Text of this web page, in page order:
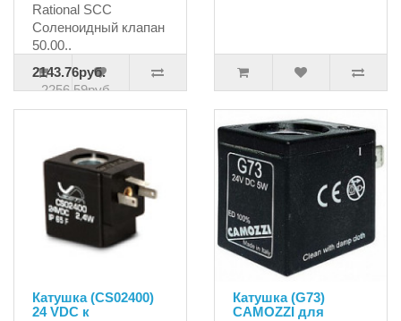
Rational SCC
Соленоидный клапан
50.00..
2143.76руб.
2256.59руб.
Катушка (CS02400)
24 VDC к
Катушка (G73)
CAMOZZI для